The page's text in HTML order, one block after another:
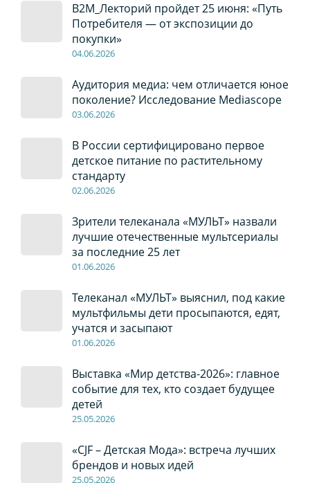
B2M_Лекторий пройдет 25 июня: «Путь
Потребителя — от экспозиции до
покупки»
04.06.2026
Аудитория медиа: чем отличается юное
поколение? Исследование Mediascope
03.06.2026
В России сертифицировано первое
детское питание по растительному
стандарту
02.06.2026
Зрители телеканала «МУЛЬТ» назвали
лучшие отечественные мультсериалы
за последние 25 лет
01.06.2026
Телеканал «МУЛЬТ» выяснил, под какие
мультфильмы дети просыпаются, едят,
учатся и засыпают
01.06.2026
Выставка «Мир детства-2026»: главное
событие для тех, кто создает будущее
детей
25.05.2026
«CJF – Детская Мода»: встреча лучших
брендов и новых идей
25.05.2026